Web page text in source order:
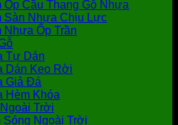
Ốp Cầu Thang Gỗ Nhựa
Sàn Nhựa Chịu Lực
Nhựa Ốp Trần
Tự Dán
Dán Keo Rời
Giả Đá
Hèm Khóa
Trời
Sóng Ngoài Trời